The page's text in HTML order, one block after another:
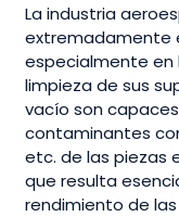
La industria
extremadamente
especialmente en
limpieza de sus
vacío son
contaminantes
etc. de las piezas
que resulta
rendimiento de las